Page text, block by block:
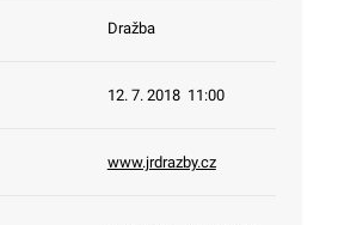
Dražba
12. 7. 2018 11:00
www.jrdrazby.cz